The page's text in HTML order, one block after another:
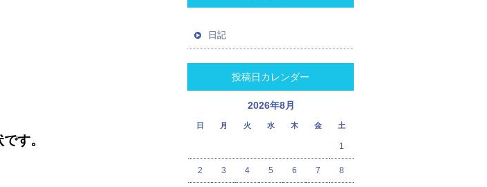
す。
日記
投稿日カレンダー
2026年8月
日 月 火 水 木 金 土
1
2 3 4 5 6 7 8